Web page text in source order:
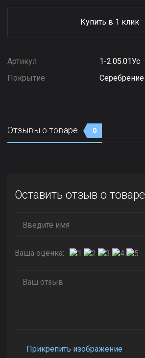
Купить в 1 клик
Артикул
1-2.05.01Ус
Покрытие
Серебрение
Отзывы о товаре 0
Оставить отзыв о товаре
Ваша оценка:
Прикрепить изображение